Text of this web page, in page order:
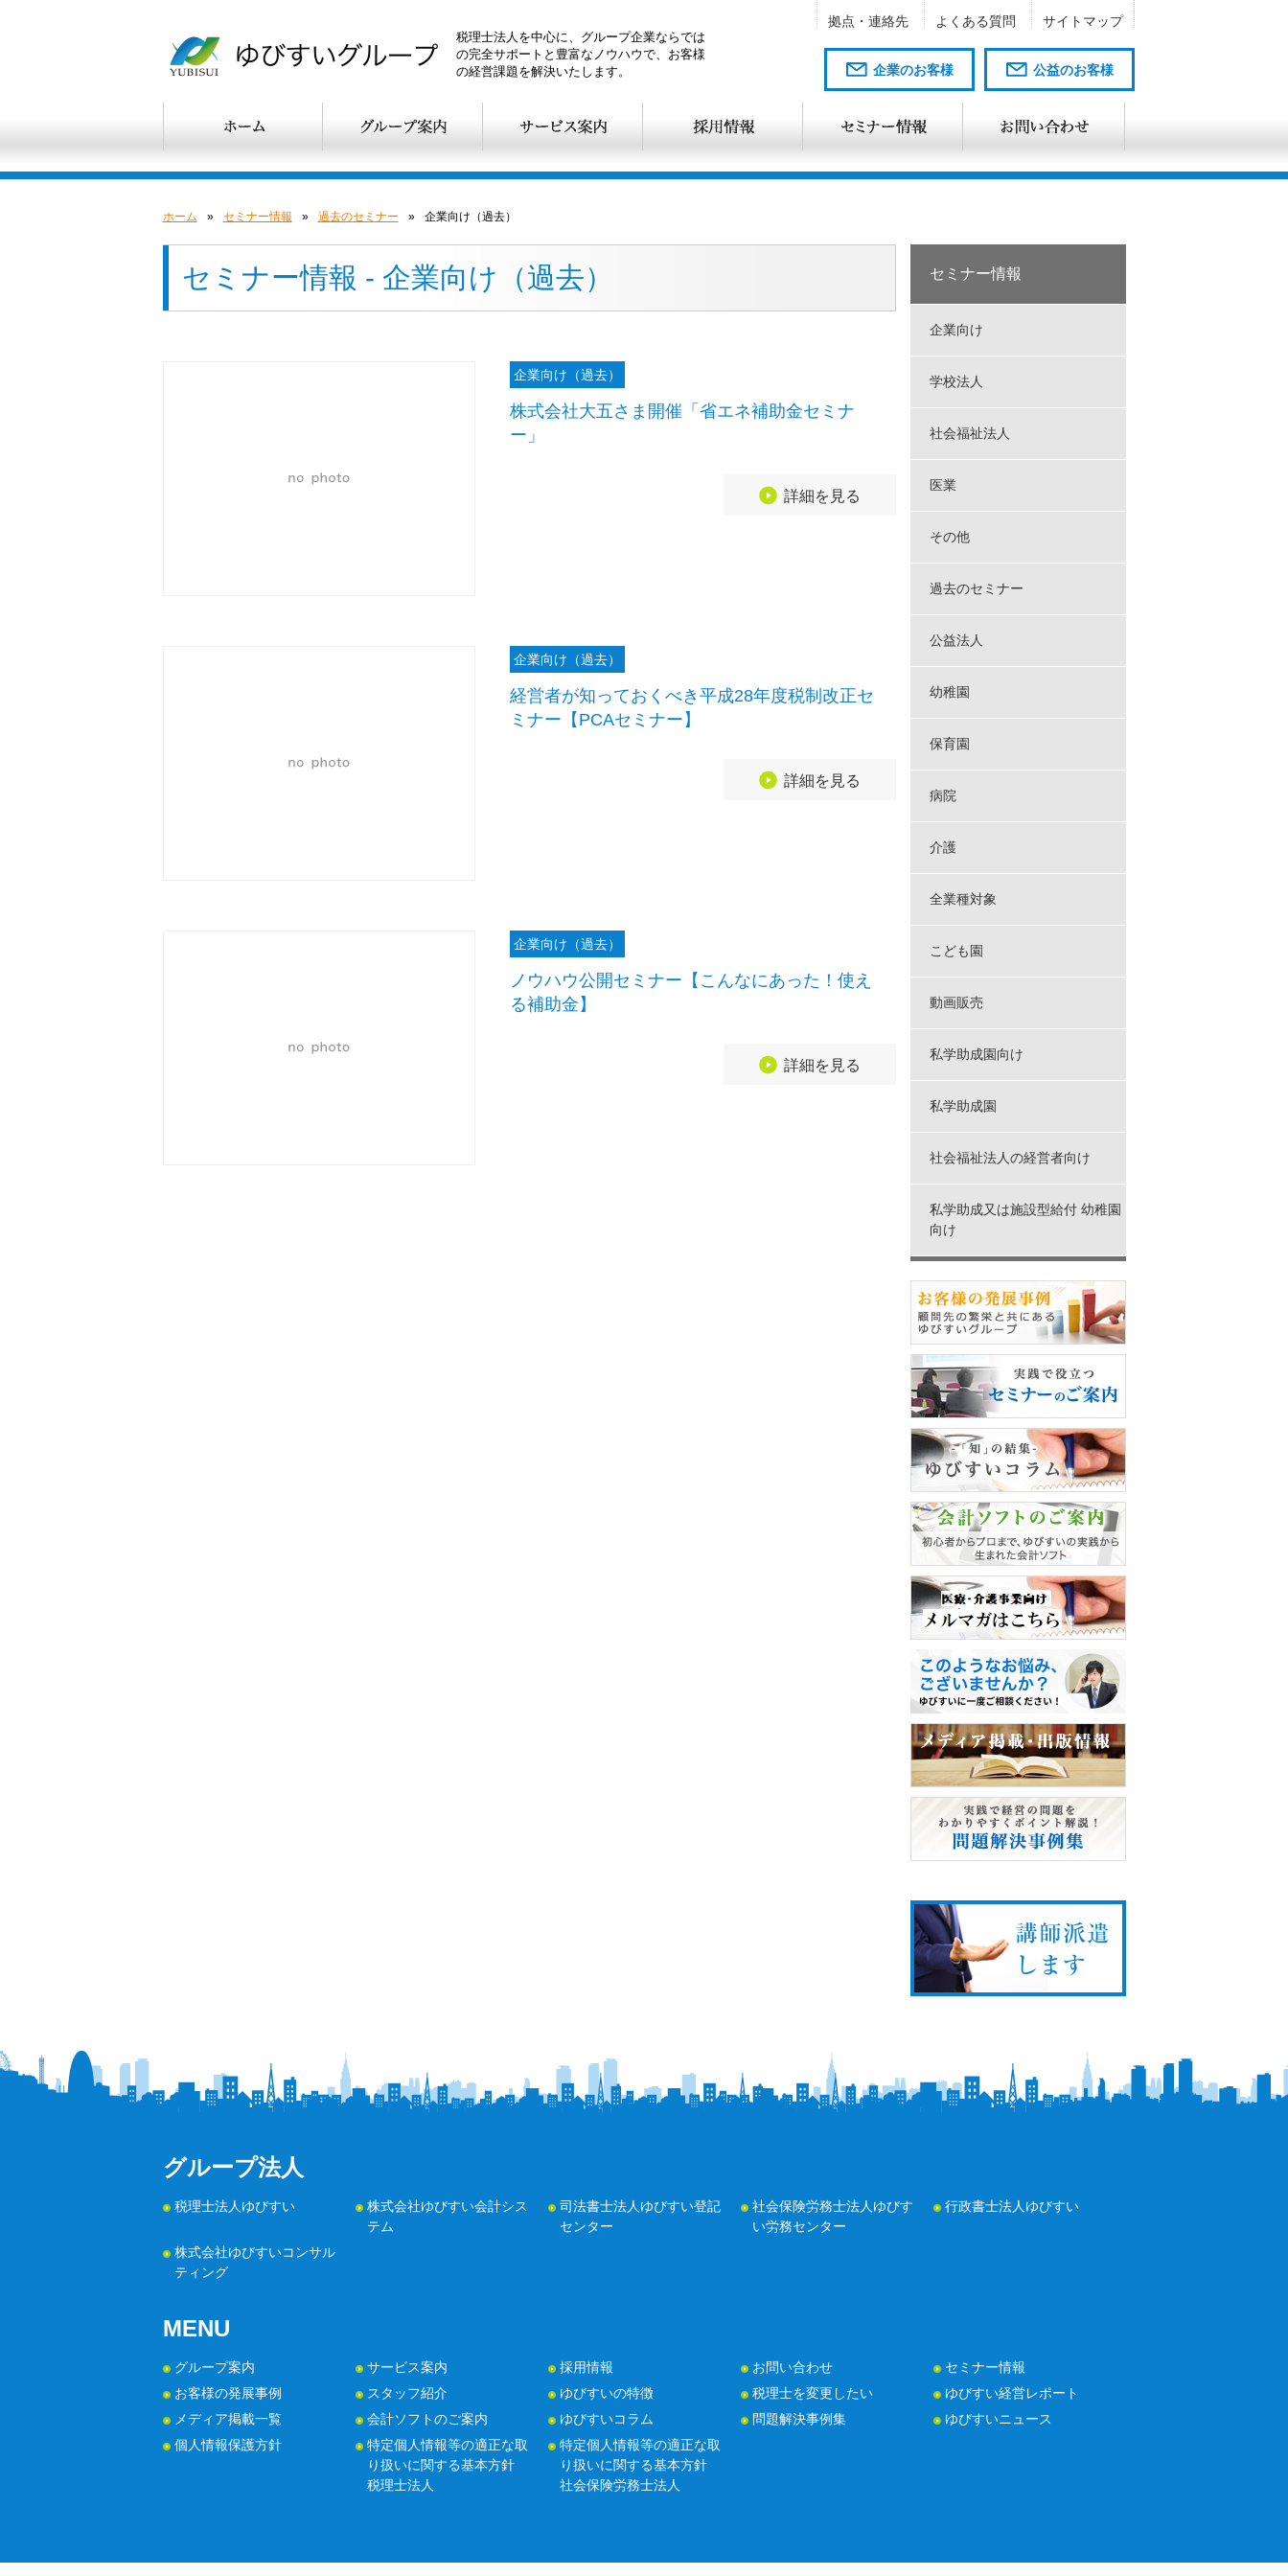
税理士法人を中心に、グループ企業ならでは
の完全サポートと豊富なノウハウで、お客様
の経営課題を解決いたします。
拠点・連絡先 よくある質問 サイトマップ
企業のお客様 公益のお客様
ホーム » セミナー情報 » 過去のセミナー » 企業向け（過去）
セミナー情報 - 企業向け（過去）
企業向け（過去）
株式会社大五さま開催「省エネ補助金セミナ
ー」
詳細を見る
企業向け（過去）
経営者が知っておくべき平成28年度税制改正セ
ミナー【PCAセミナー】
詳細を見る
企業向け（過去）
ノウハウ公開セミナー【こんなにあった！使え
る補助金】
詳細を見る
セミナー情報
企業向け
学校法人
社会福祉法人
医業
その他
過去のセミナー
公益法人
幼稚園
保育園
病院
介護
全業種対象
こども園
動画販売
私学助成園向け
私学助成園
社会福祉法人の経営者向け
私学助成又は施設型給付 幼稚園
向け
グループ法人
税理士法人ゆびすい
株式会社ゆびすい会計シス
テム
司法書士法人ゆびすい登記
センター
社会保険労務士法人ゆびす
い労務センター
行政書士法人ゆびすい
株式会社ゆびすいコンサル
ティング
MENU
グループ案内 サービス案内 採用情報 お問い合わせ
セミナー情報
お客様の発展事例
スタッフ紹介 ゆびすいの特徴 税理士を変更したい
ゆびすい経営レポート
メディア掲載一覧
会計ソフトのご案内 ゆびすいコラム 問題解決事例集
ゆびすいニュース
個人情報保護方針
特定個人情報等の適正な取
り扱いに関する基本方針
税理士法人
特定個人情報等の適正な取
り扱いに関する基本方針
社会保険労務士法人